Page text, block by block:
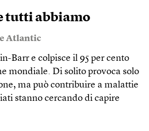
tutti abbiamo
Atlantic
Barr e colpisce il 95 per cento
mondiale. Di solito provoca solo
ma può contribuire a malattie
stanno cercando di capire